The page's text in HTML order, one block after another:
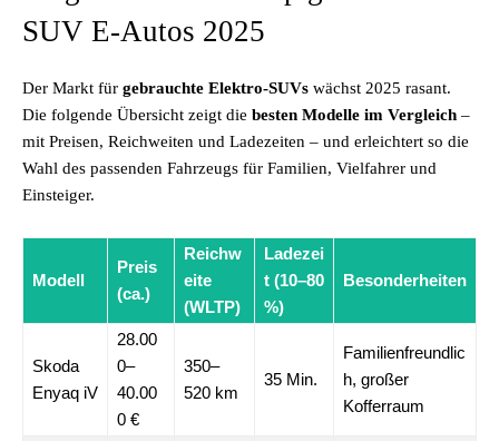
SUV E-Autos 2025
Der Markt für gebrauchte Elektro-SUVs wächst 2025 rasant.
Die folgende Übersicht zeigt die besten Modelle im Vergleich –
mit Preisen, Reichweiten und Ladezeiten – und erleichtert so die
Wahl des passenden Fahrzeugs für Familien, Vielfahrer und
Einsteiger.
Modell
Preis
(ca.)
Reichw
eite
(WLTP)
Ladezei
t (10–80
%)
Besonderheiten
Skoda
Enyaq iV
28.00
0–
40.00
0 €
350–
520 km
35 Min.
Familienfreundlic
h, großer
Kofferraum